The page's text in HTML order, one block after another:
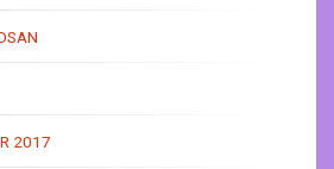
2017